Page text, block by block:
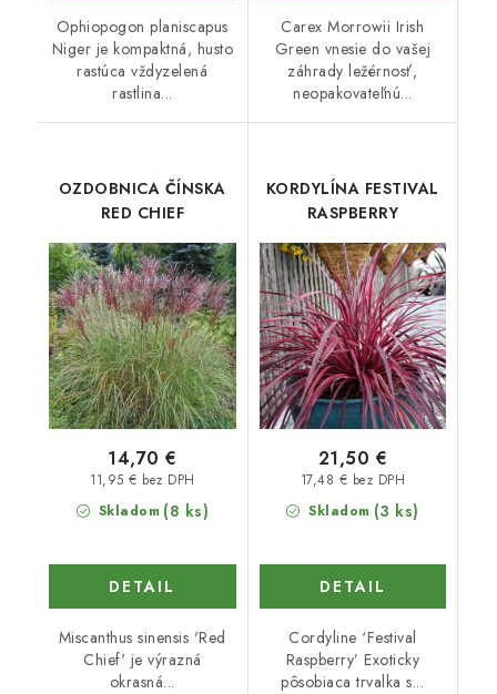
Ophiopogon planiscapus
Niger je kompaktná, husto
rastúca vždyzelená
rastlina...
Carex Morrowii Irish
Green vnesie do vašej
záhrady ležérnosť,
neopakovateľnú...
OZDOBNICA ČÍNSKA
RED CHIEF
Skladom (8 ks)
11,95 € bez DPH
14,70 €
DETAIL
Miscanthus sinensis 'Red
Chief' je výrazná
okrasná...
KORDYLÍNA FESTIVAL
RASPBERRY
Skladom (3 ks)
17,48 € bez DPH
21,50 €
DETAIL
Cordyline ‘Festival
Raspberry’ Exoticky
pôsobiaca trvalka s...